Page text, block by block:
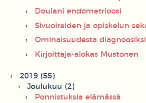
Doulani endometrioosi
Sivuoireiden ja opiskelun
Ominaisuudesta diagnoosiksi
Kirjoittaja-alokas Mustonen
2019 (55)
Joulukuu (2)
Ponnistuksia elämässä